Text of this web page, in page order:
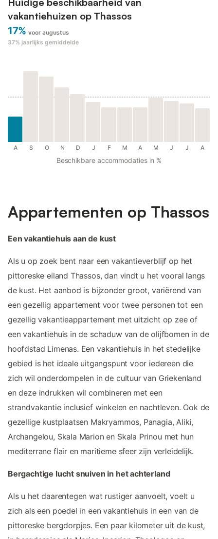
vakantiehuizen op Thassos
17% voor augustus
37% jaarlijks gemiddelde
A S O N D J F M A M J J A
Beschikbare accommodaties in %
Appartementen op Thassos
Een vakantiehuis aan de kust
Als u op zoek bent naar een vakantieverblijf op het
pittoreske eiland Thassos, dan vindt u het vooral langs
de kust. Het aanbod is bijzonder groot, variërend van
een gezellig appartement voor twee personen tot een
gezellig vakantieappartement met uitzicht op zee of
een vakantiehuis in de schaduw van de olijfbomen in de
hoofdstad Limenas. Een vakantiehuis in het stedelijke
gebied is het ideale uitgangspunt voor iedereen die
zich wil onderdompelen in de cultuur van Griekenland
en deze indrukken wil combineren met een
strandvakantie inclusief winkelen en nachtleven. Ook de
gezellige kustplaatsen Makryammos, Panagia, Aliki,
Archangelou, Skala Marion en Skala Prinou met hun
mediterrane flair en maritieme sfeer zijn verleidelijk.
Bergachtige lucht snuiven in het achterland
Als u het daarentegen wat rustiger aanvoelt, voelt u
zich als een poedel in een vakantiehuis in een van de
pittoreske bergdorpjes. Een paar kilometer uit de kust,